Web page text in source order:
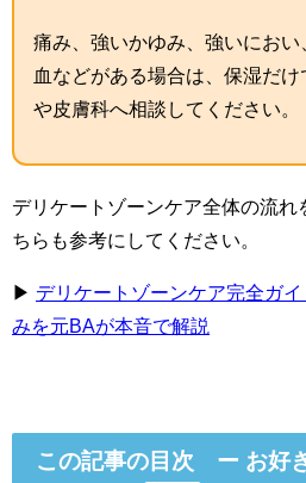
痛み、強いかゆみ、強いにお
血などがある場合は、保湿だ
や皮膚科へ相談してください。
デリケートゾーンケア全体の流れ
ちらも参考にしてください。
▶ デリケートゾーンケア完全ガ
みを元BAが本音で解説
この記事の目次 ー お好